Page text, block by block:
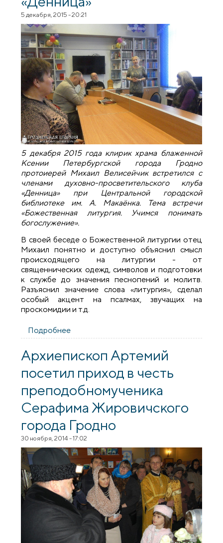
5 декабря, 2015 - 20:21
5 декабря 2015 года клирик храма блаженной
Ксении Петербургской города Гродно
протоиерей Михаил Велисейчик встретился с
членами духовно-просветительского клуба
«Денница» при Центральной городской
библиотеке им. А. Макаёнка. Тема встречи
«Божественная литургия. Учимся понимать
богослужение».
В своей беседе о Божественной литургии отец
Михаил понятно и доступно объяснил смысл
происходящего на литургии - от
священнических одежд, символов и подготовки
к службе до значения песнопений и молитв.
Разъяснил значение слова «литургия», сделал
особый акцент на псалмах, звучащих на
проскомидии и т.д.
Подробнее
духовно-просветительном клубе
Архиепископ Артемий
посетил приход в честь
преподобномученика
Серафима Жировичского
города Гродно
30 ноября, 2014 - 17:02